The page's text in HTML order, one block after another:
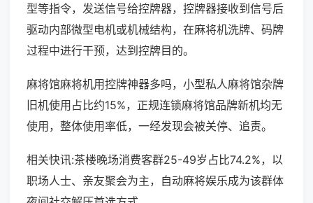
型等指令，发送信号给控牌器，控牌器接收到信号后
驱动内部微型电机或机械结构，在麻将机洗牌、码牌
过程中进行干预，达到控牌目的。
麻将馆麻将机用控牌神器多吗，小型私人麻将馆杂牌
旧机使用占比约15%，正规连锁麻将馆品牌新机均无
使用，整体使用率低，一经发现会被关停、追责。
相关快讯:茶楼晚场消费客群25-49岁占比74.2%，以
职场人士、亲友聚会为主，自动麻将娱乐成为该群体